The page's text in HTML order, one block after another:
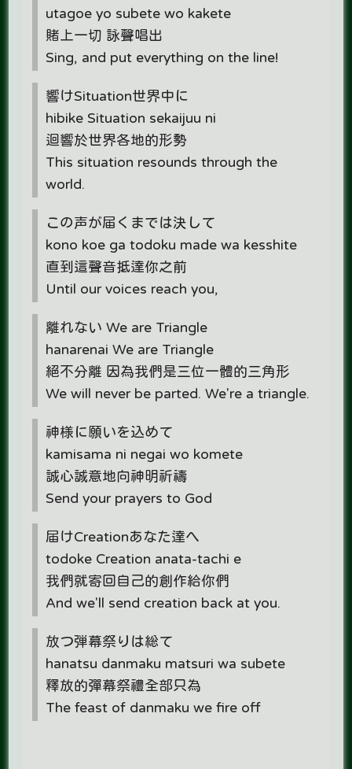
utagoe yo subete wo kakete
賭上一切 詠聲唱出
Sing, and put everything on the line!
響けSituation世界中に
hibike Situation sekaijuu ni
迴響於世界各地的形勢
This situation resounds through the
world.
この声が届くまでは決して
kono koe ga todoku made wa kesshite
直到這聲音抵達你之前
Until our voices reach you,
離れない We are Triangle
hanarenai We are Triangle
絕不分離 因為我們是三位一體的三角形
We will never be parted. We're a triangle.
神様に願いを込めて
kamisama ni negai wo komete
誠心誠意地向神明祈禱
Send your prayers to God
届けCreationあなた達へ
todoke Creation anata-tachi e
我們就寄回自己的創作給你們
And we'll send creation back at you.
放つ弾幕祭りは総て
hanatsu danmaku matsuri wa subete
釋放的彈幕祭禮全部只為
The feast of danmaku we fire off